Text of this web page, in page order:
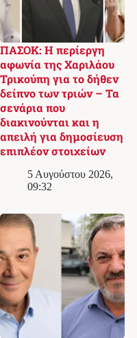
ΠΑΣΟΚ: Η περίεργη
αφωνία της Χαριλάου
Τρικούπη για το δήθεν
δείπνο των τριών – Τα
σενάρια που
διακινούνται και η
απειλή για δημοσίευση
επιπλέον στοιχείων
5 Αυγούστου 2026,
09:32